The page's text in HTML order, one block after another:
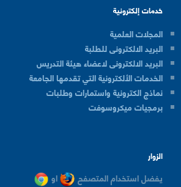
خدمات إلكترونية
المجلات العلمية
البريد الالكترونى للطلبة
البريد الالكترونى لاعضاء هيئة التدريس
الخدمات الألكترونية التي تقدمها الجامعة
نماذج الكترونية واستمارات وطلبات
برمجيات ميكروسوفت
الزوار
يفضل استخدام المتصفح او